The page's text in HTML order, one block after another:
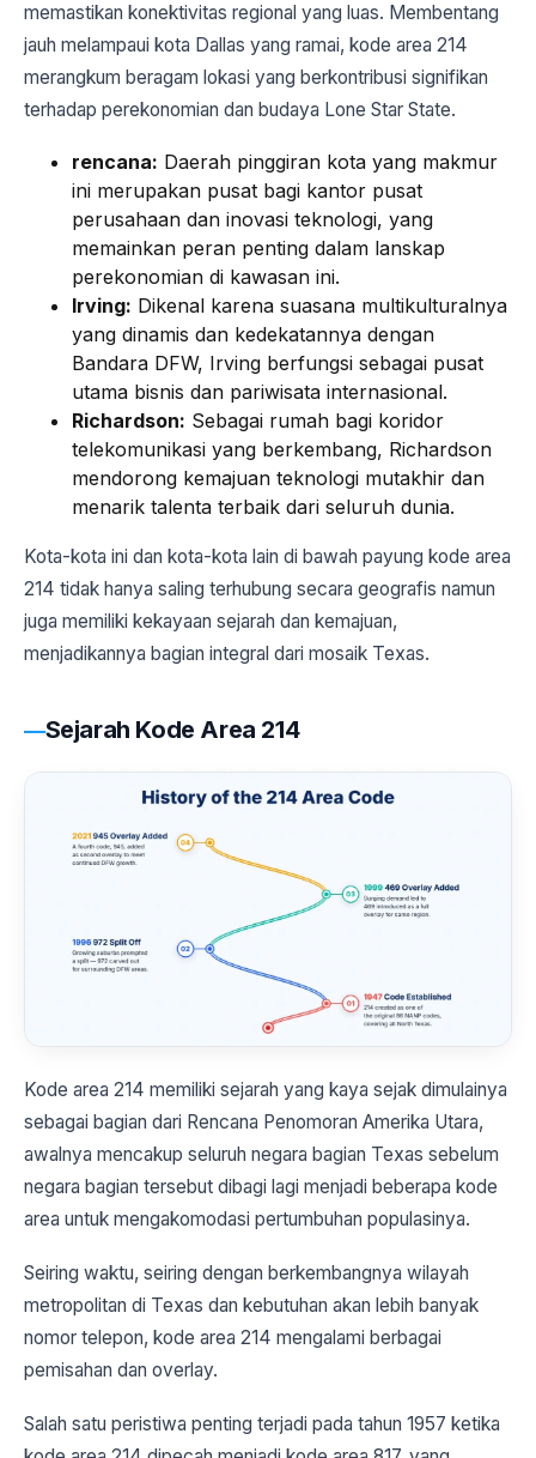
memastikan konektivitas regional yang luas. Membentang
jauh melampaui kota Dallas yang ramai, kode area 214
merangkum beragam lokasi yang berkontribusi signifikan
terhadap perekonomian dan budaya Lone Star State.
rencana: Daerah pinggiran kota yang makmur
ini merupakan pusat bagi kantor pusat
perusahaan dan inovasi teknologi, yang
memainkan peran penting dalam lanskap
perekonomian di kawasan ini.
Irving: Dikenal karena suasana multikulturalnya
yang dinamis dan kedekatannya dengan
Bandara DFW, Irving berfungsi sebagai pusat
utama bisnis dan pariwisata internasional.
Richardson: Sebagai rumah bagi koridor
telekomunikasi yang berkembang, Richardson
mendorong kemajuan teknologi mutakhir dan
menarik talenta terbaik dari seluruh dunia.
Kota-kota ini dan kota-kota lain di bawah payung kode area
214 tidak hanya saling terhubung secara geografis namun
juga memiliki kekayaan sejarah dan kemajuan,
menjadikannya bagian integral dari mosaik Texas.
Sejarah Kode Area 214
Kode area 214 memiliki sejarah yang kaya sejak dimulainya
sebagai bagian dari Rencana Penomoran Amerika Utara,
awalnya mencakup seluruh negara bagian Texas sebelum
negara bagian tersebut dibagi lagi menjadi beberapa kode
area untuk mengakomodasi pertumbuhan populasinya.
Seiring waktu, seiring dengan berkembangnya wilayah
metropolitan di Texas dan kebutuhan akan lebih banyak
nomor telepon, kode area 214 mengalami berbagai
pemisahan dan overlay.
Salah satu peristiwa penting terjadi pada tahun 1957 ketika